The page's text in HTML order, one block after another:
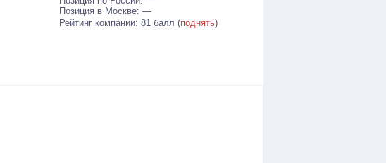
Позиция в Москве: —
Рейтинг компании: 81 балл (поднять)